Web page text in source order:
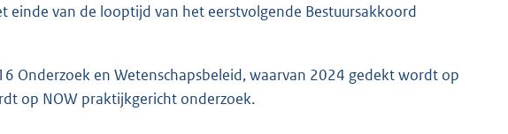
van de looptijd van het eerstvolgende Bestuursakkoord
Onderzoek en Wetenschapsbeleid, waarvan 2024 gedekt wordt op
op NOW praktijkgericht onderzoek.